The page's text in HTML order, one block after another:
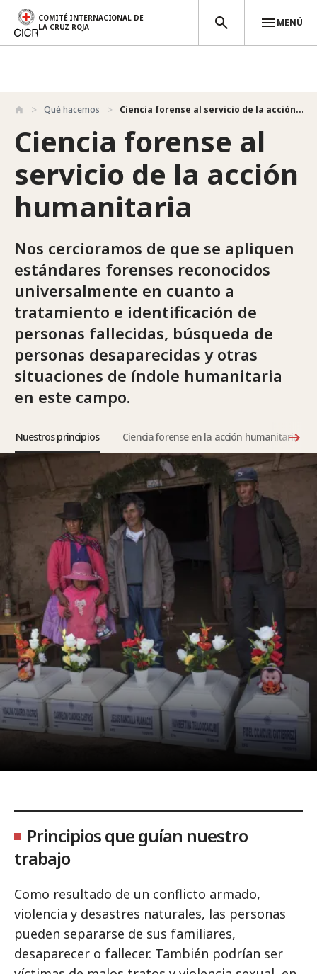
Pasar al contenido principal
COMITÉ INTERNACIONAL DE
LA CRUZ ROJA
MENÚ
Qué hacemos Ciencia forense al servicio de la acción...
Ciencia forense al
servicio de la acción
humanitaria
Nos cercioramos de que se apliquen
estándares forenses reconocidos
universalmente en cuanto a
tratamiento e identificación de
personas fallecidas, búsqueda de
personas desaparecidas y otras
situaciones de índole humanitaria
en este campo.
Nuestros principios Ciencia forense en la acción humanitaria
Principios que guían nuestro
trabajo
Como resultado de un conflicto armado,
violencia y desastres naturales, las personas
pueden separarse de sus familiares,
desaparecer o fallecer. También podrían ser